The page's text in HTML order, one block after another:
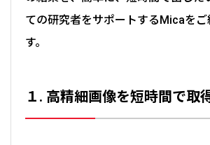
ての研究者をサポートするMicaをご
す。
１. 高精細画像を短時間で取